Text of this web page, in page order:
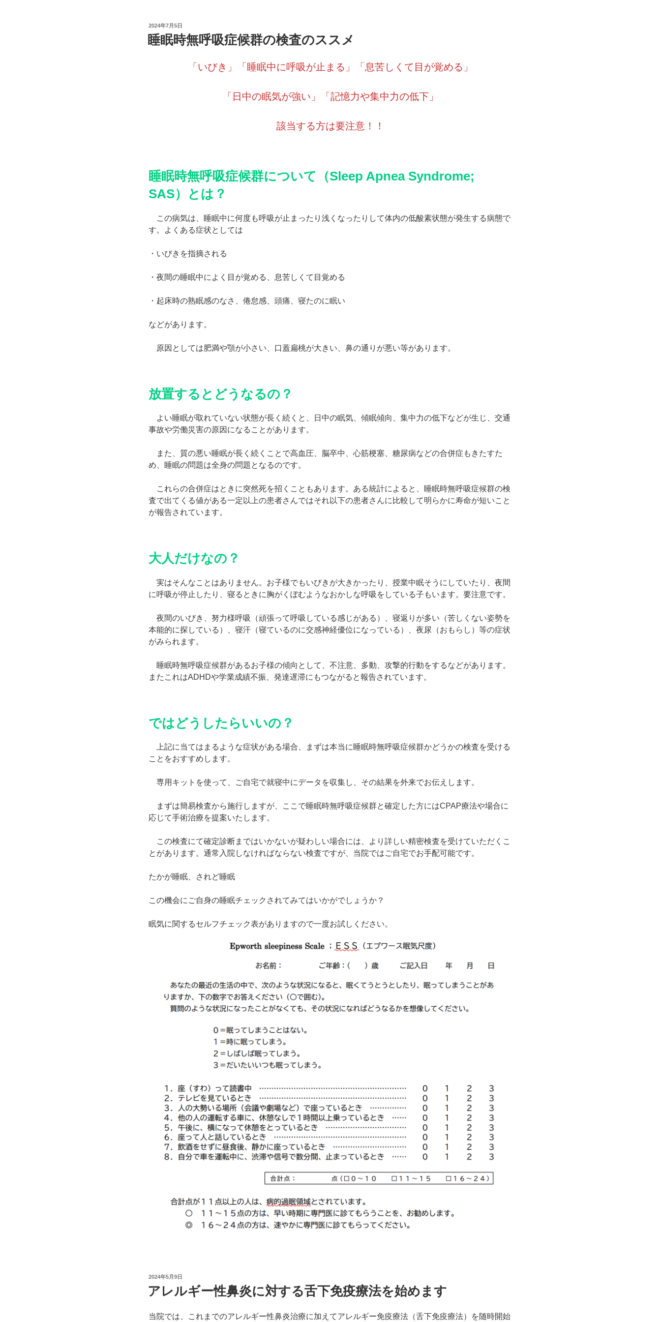
投
稿
日:
2024年7月5日
睡眠時無呼吸症候群の検査のススメ
「いびき」「睡眠中に呼吸が止まる」「息苦しくて目が覚める」
「日中の眠気が強い」「記憶力や集中力の低下」
該当する方は要注意！！
睡眠時無呼吸症候群について（Sleep Apnea Syndrome;
SAS）とは？
この病気は、睡眠中に何度も呼吸が止まったり浅くなったりして体内の低酸素状態が発生する病態で
す。よくある症状としては
・いびきを指摘される
・夜間の睡眠中によく目が覚める、息苦しくて目覚める
・起床時の熟眠感のなさ、倦怠感、頭痛、寝たのに眠い
などがあります。
原因としては肥満や顎が小さい、口蓋扁桃が大きい、鼻の通りが悪い等があります。
放置するとどうなるの？
よい睡眠が取れていない状態が長く続くと、日中の眠気、傾眠傾向、集中力の低下などが生じ、交通
事故や労働災害の原因になることがあります。
また、質の悪い睡眠が長く続くことで高血圧、脳卒中、心筋梗塞、糖尿病などの合併症もきたすた
め、睡眠の問題は全身の問題となるのです。
これらの合併症はときに突然死を招くこともあります。ある統計によると、睡眠時無呼吸症候群の検
査で出てくる値がある一定以上の患者さんではそれ以下の患者さんに比較して明らかに寿命が短いこと
が報告されています。
大人だけなの？
実はそんなことはありません。お子様でもいびきが大きかったり、授業中眠そうにしていたり、夜間
に呼吸が停止したり、寝るときに胸がくぼむようなおかしな呼吸をしている子もいます。要注意です。
夜間のいびき、努力様呼吸（頑張って呼吸している感じがある）、寝返りが多い（苦しくない姿勢を
本能的に探している）、寝汗（寝ているのに交感神経優位になっている）、夜尿（おもらし）等の症状
がみられます。
睡眠時無呼吸症候群があるお子様の傾向として、不注意、多動、攻撃的行動をするなどがあります。
またこれはADHDや学業成績不振、発達遅滞にもつながると報告されています。
ではどうしたらいいの？
上記に当てはまるような症状がある場合、まずは本当に睡眠時無呼吸症候群かどうかの検査を受ける
ことをおすすめします。
専用キットを使って、ご自宅で就寝中にデータを収集し、その結果を外来でお伝えします。
まずは簡易検査から施行しますが、ここで睡眠時無呼吸症候群と確定した方にはCPAP療法や場合に
応じて手術治療を提案いたします。
この検査にて確定診断まではいかないが疑わしい場合には、より詳しい精密検査を受けていただくこ
とがあります。通常入院しなければならない検査ですが、当院ではご自宅でお手配可能です。
たかが睡眠、されど睡眠
この機会にご自身の睡眠チェックされてみてはいかがでしょうか？
眠気に関するセルフチェック表がありますので一度お試しください。
投
日:
2024年5月9日
アレルギー性鼻炎に対する舌下免疫療法を始めます
当院では、これまでのアレルギー性鼻炎治療に加えてアレルギー免疫療法（舌下免疫療法）を随時開始